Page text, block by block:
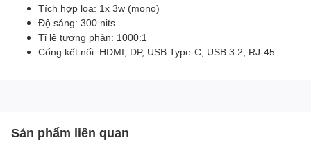
Tích hợp loa: 1x 3w (mono)
Độ sáng: 300 nits
Tỉ lệ tương phản: 1000:1
Cổng kết nối: HDMI, DP, USB Type-C, USB 3.2, RJ-45.
Sản phẩm liên quan